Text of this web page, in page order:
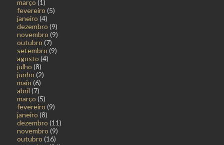
março (1)
fevereiro (5)
janeiro (4)
dezembro (9)
novembro (9)
outubro (7)
setembro (9)
agosto (4)
julho (8)
junho (2)
maio (6)
abril (7)
março (5)
fevereiro (9)
janeiro (8)
dezembro (11)
novembro (9)
outubro (16)